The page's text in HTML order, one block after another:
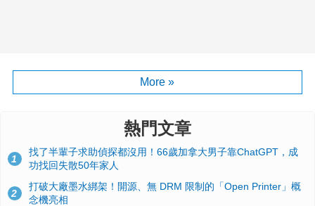
More »
熱門文章
1
找了半輩子求助偵探都沒用！66歲加拿大男子靠ChatGPT，成
功找回失散50年家人
2
打破大廠墨水綁架！開源、無 DRM 限制的「Open Printer」概
念機亮相